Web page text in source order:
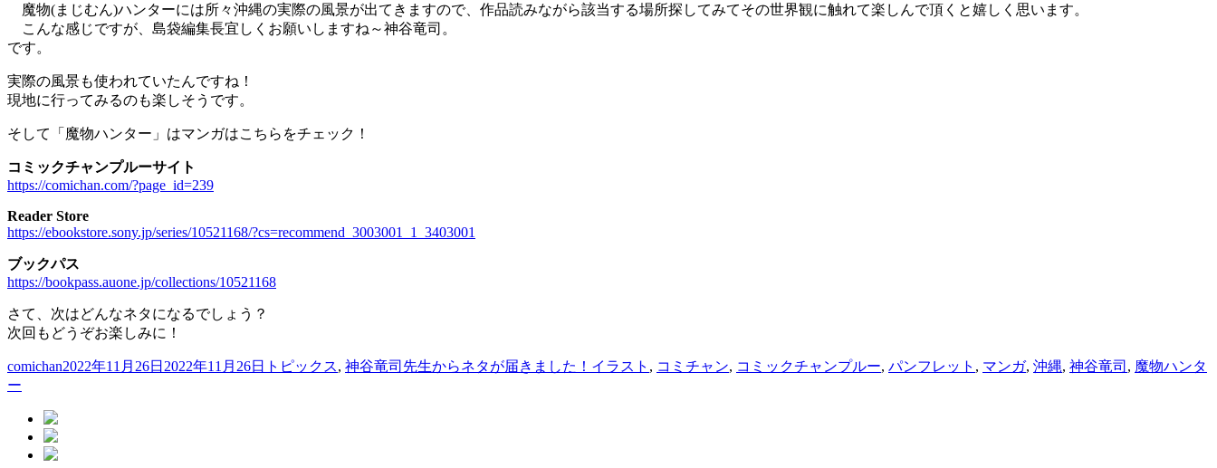
魔物(まじむん)ハンターには所々沖縄の実際の風景が出てきますので、作品読みながら該当する場所探してみてその世界観に触れて楽しんで頂くと嬉しく思います。
こんな感じですが、島袋編集長宜しくお願いしますね～神谷竜司。
です。
実際の風景も使われていたんですね！
現地に行ってみるのも楽しそうです。
そして「魔物ハンター」はマンガはこちらをチェック！
コミックチャンプルーサイト
https://comichan.com/?page_id=239
Reader Store
https://ebookstore.sony.jp/series/10521168/?cs=recommend_3003001_1_3403001
ブックパス
https://bookpass.auone.jp/collections/10521168
さて、次はどんなネタになるでしょう？
次回もどうぞお楽しみに！
投
稿
comichan投
2022年11月26日 2022年11月26日 カ
トピックス, 神谷竜司先生からネタが届きました！ タ
イラスト , コミチャン, コミックチャンプルー, パンフレット , マンガ, 沖縄, 神谷竜司 , 魔物ハンタ
ー